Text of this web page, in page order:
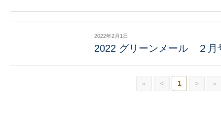
2022年2月1日
2022 グリーンメール ２
« < 1 > »